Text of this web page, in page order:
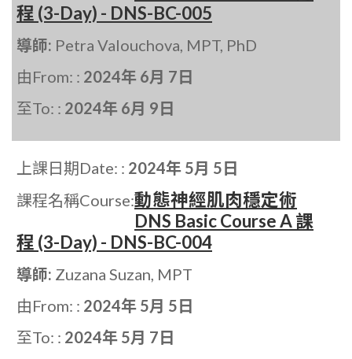
程 (3-Day) - DNS-BC-005
導師: Petra Valouchova, MPT, PhD
由From: : 2024年 6月 7日
至To: : 2024年 6月 9日
上課日期Date: : 2024年 5月 5日
課程名稱Course:動態神經肌肉穩定術
DNS Basic Course A 課
程 (3-Day) - DNS-BC-004
導師: Zuzana Suzan, MPT
由From: : 2024年 5月 5日
至To: : 2024年 5月 7日